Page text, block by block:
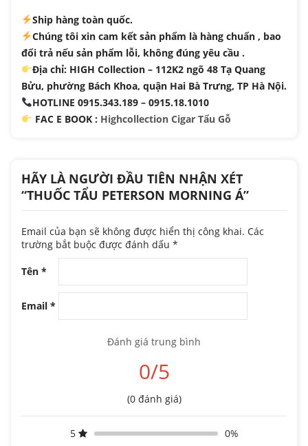
Ship hàng toàn quốc.
Chúng tôi xin cam kết sản phẩm là hàng chuẩn , bao
đổi trả nếu sản phẩm lỗi, không đúng yêu cầu .
Địa chỉ: HIGH Collection – 112K2 ngõ 48 Tạ Quang
Bửu, phường Bách Khoa, quận Hai Bà Trưng, TP Hà Nội.
HOTLINE 0915.343.189 – 0915.18.1010
FAC E BOOK : Highcollection Cigar Tẩu Gỗ
HÃY LÀ NGƯỜI ĐẦU TIÊN NHẬN XÉT
“THUỐC TẨU PETERSON MORNING Á”
Email của bạn sẽ không được hiển thị công khai. Các
trường bắt buộc được đánh dấu *
Tên *
Email *
Đánh giá trung bình
0/5
(0 đánh giá)
5
0%